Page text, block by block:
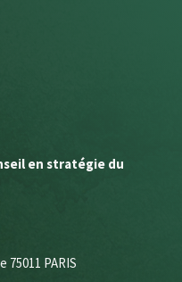
en stratégie du
PARIS